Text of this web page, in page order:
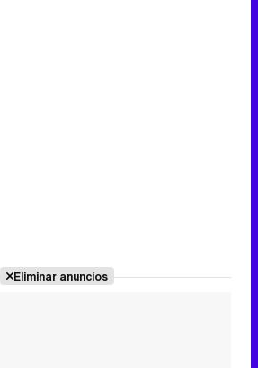
Eliminar anuncios